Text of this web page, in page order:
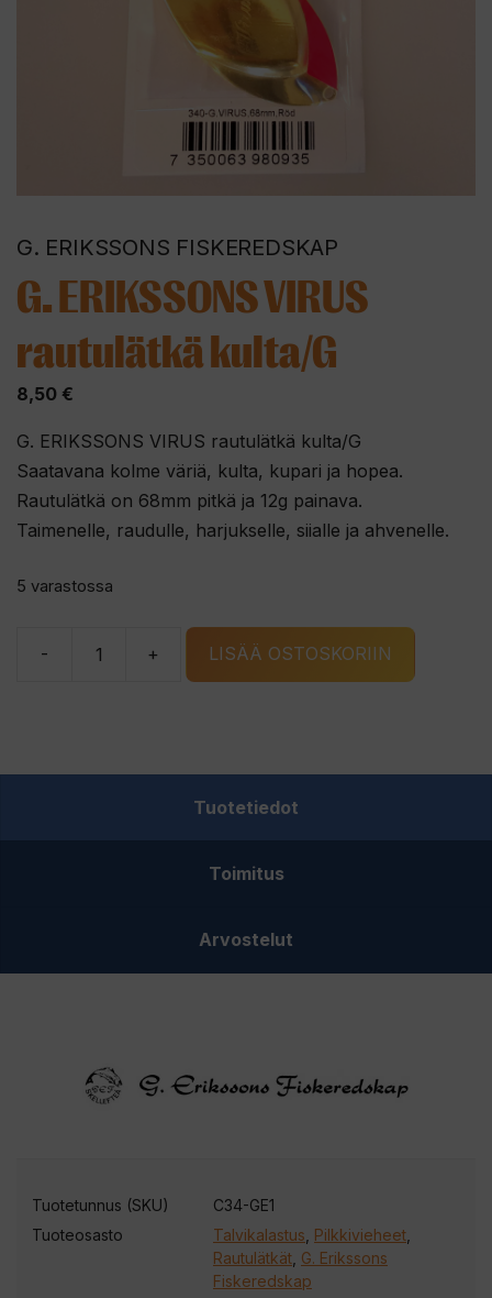
G. ERIKSSONS FISKEREDSKAP
G. ERIKSSONS VIRUS
rautulätkä kulta/G
8,50 €
G. ERIKSSONS VIRUS rautulätkä kulta/G
Saatavana kolme väriä, kulta, kupari ja hopea.
Rautulätkä on 68mm pitkä ja 12g painava.
Taimenelle, raudulle, harjukselle, siialle ja ahvenelle.
5 varastossa
-
määrä
+ LISÄÄ OSTOSKORIIN
Tuotetiedot
Toimitus
Arvostelut
Tuotetunnus (SKU)
C34-GE1
Tuoteosasto
Talvikalastus Pilkkivieheet
Rautulätkät G. Erikssons
Fiskeredskap